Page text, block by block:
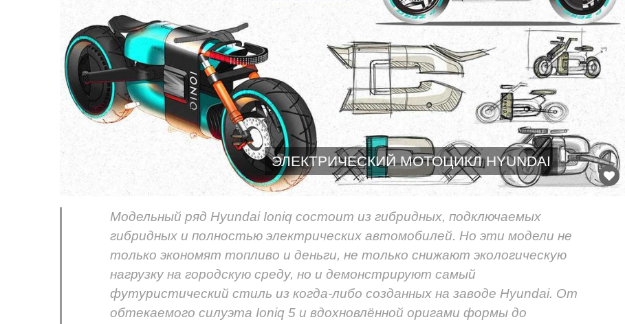
ЭЛЕКТРИЧЕСКИЙ МОТОЦИКЛ HYUNDAI
Модельный ряд Hyundai Ioniq состоит из гибридных, подключаемых
гибридных и полностью электрических автомобилей. Но эти модели не
только экономят топливо и деньги, не только снижают экологическую
нагрузку на городскую среду, но и демонстрируют самый
футуристический стиль из когда-либо созданных на заводе Hyundai. От
обтекаемого силуэта Ioniq 5 и вдохновлённой оригами формы до